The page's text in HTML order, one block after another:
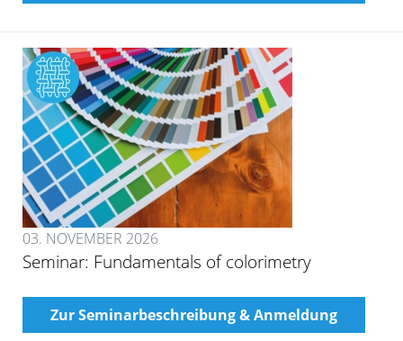
03. NOVEMBER 2026
Seminar: Fundamentals of colorimetry
Zur Seminarbeschreibung & Anmeldung